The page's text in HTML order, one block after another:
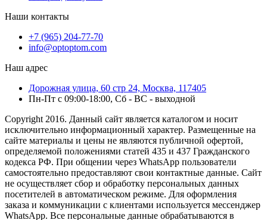
Наши контакты
+7 (965) 204-77-70
info@optoptom.com
Наш адрес
Дорожная улица, 60 стр 24, Москва, 117405
Пн-Пт с 09:00-18:00, Сб - ВС - выходной
Copyright 2016. Данный сайт является каталогом и носит
исключительно информационный характер. Размещенные на
сайте материалы и цены не являются публичной офертой,
определяемой положениями статей 435 и 437 Гражданского
кодекса РФ. При общении через WhatsApp пользователи
самостоятельно предоставляют свои контактные данные. Сайт
не осуществляет сбор и обработку персональных данных
посетителей в автоматическом режиме. Для оформления
заказа и коммуникации с клиентами используется мессенджер
WhatsApp. Все персональные данные обрабатываются в